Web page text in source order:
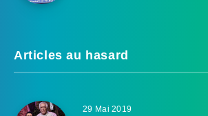
Articles au hasard
29 Mai 2019